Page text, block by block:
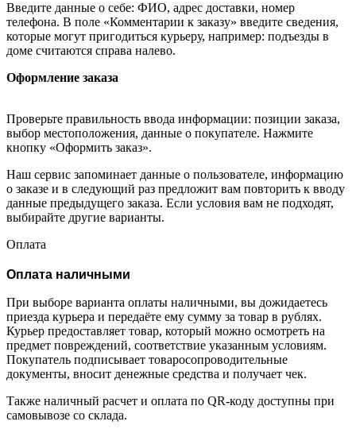
Введите данные о себе: ФИО, адрес доставки, номер
телефона. В поле «Комментарии к заказу» введите сведения,
которые могут пригодиться курьеру, например: подъезды в
доме считаются справа налево.
Оформление заказа
Проверьте правильность ввода информации: позиции заказа,
выбор местоположения, данные о покупателе. Нажмите
кнопку «Оформить заказ».
Наш сервис запоминает данные о пользователе, информацию
о заказе и в следующий раз предложит вам повторить к вводу
данные предыдущего заказа. Если условия вам не подходят,
выбирайте другие варианты.
Оплата
Оплата наличными
При выборе варианта оплаты наличными, вы дожидаетесь
приезда курьера и передаёте ему сумму за товар в рублях.
Курьер предоставляет товар, который можно осмотреть на
предмет повреждений, соответствие указанным условиям.
Покупатель подписывает товаросопроводительные
документы, вносит денежные средства и получает чек.
Также наличный расчет и оплата по QR-коду доступны при
самовывозе со склада.